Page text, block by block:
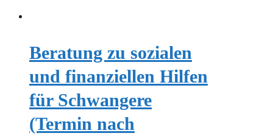
Beratung zu sozialen
und finanziellen Hilfen
für Schwangere
(Termin nach